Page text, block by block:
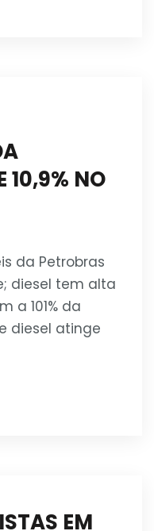
10,9% NO
da Petrobras
diesel tem alta
a 101% da
diesel atinge
EM